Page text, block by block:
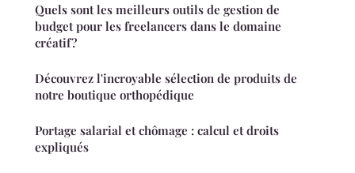
Quels sont les meilleurs outils de gestion de
budget pour les freelancers dans le domaine
créatif?
Découvrez l'incroyable sélection de produits de
notre boutique orthopédique
Portage salarial et chômage : calcul et droits
expliqués